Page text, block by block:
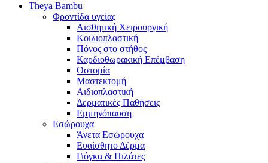
Theya Bambu
Φροντίδα υγείας
Αισθητική Χειρουργική
Κοιλιοπλαστική
Πόνος στο στήθος
Καρδιοθωρακική Επέμβαση
Οστομία
Μαστεκτομή
Αιδιοπλαστική
Δερματικές Παθήσεις
Εμμηνόπαυση
Εσώρουχα
Άνετα Εσώρουχα
Ευαίσθητο Δέρμα
Γιόγκα & Πιλάτες